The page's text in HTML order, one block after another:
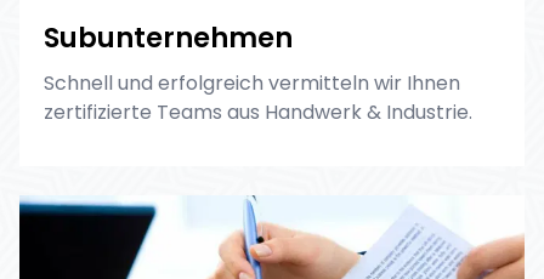
Subunternehmen
Schnell und erfolgreich vermitteln wir Ihnen
zertifizierte Teams aus Handwerk & Industrie.